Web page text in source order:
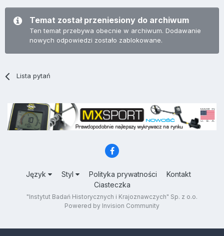
Temat został przeniesiony do archiwum
Ten temat przebywa obecnie w archiwum. Dodawanie
nowych odpowiedzi zostało zablokowane.
Lista pytań
Język Styl Polityka prywatności
Kontakt
Ciasteczka
"Instytut Badań Historycznych i Krajoznawczych" Sp. z o.o.
Powered by Invision Community